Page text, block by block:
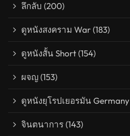
ลึกลับ (200)
ดูหนังสงคราม War(183)
ดูหนังสั้น Short(154)
ผจญ(153)
ดูหนังยุโรปเยอรมัน Germany
จินตนาการ(143)